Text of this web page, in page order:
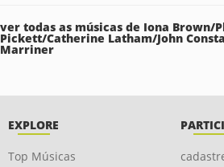
ver todas as músicas de Iona Brown/
Pickett/Catherine Latham/John
Marriner
EXPLORE
Top Músicas